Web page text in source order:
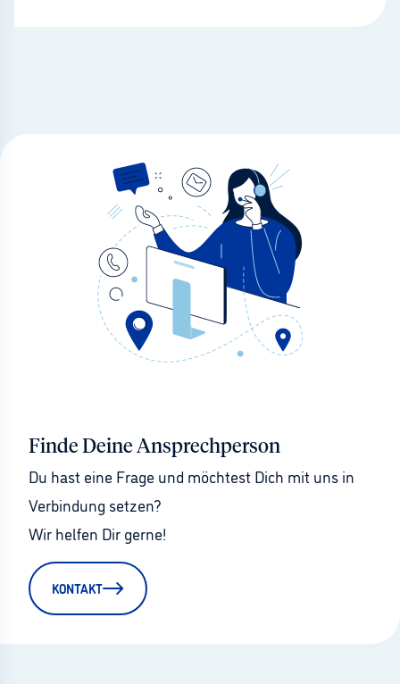
Finde Deine Ansprechperson
Du hast eine Frage und möchtest Dich mit uns in
Verbindung setzen?
Wir helfen Dir gerne!
KONTAKT